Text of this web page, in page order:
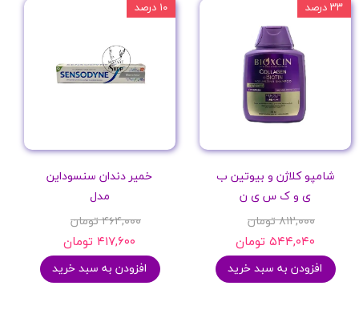
شامپو کلاژن و بیوتین ب
ی و ک س ی ن
۸۱۲,۰۰۰ تومان
۵۴۴,۰۴۰ تومان
افزودن به سبد خرید
۳۳ درصد
خمیر دندان سنسوداین
مدل
۴۶۴,۰۰۰ تومان
۴۱۷,۶۰۰ تومان
افزودن به سبد خرید
۱۰ درصد